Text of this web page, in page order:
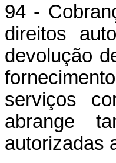
94 -
direitos
devolução
serviços
abrange
autorizadas